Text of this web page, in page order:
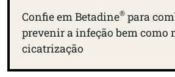
Confie em Betadine® para
prevenir a infeção bem como
cicatrização